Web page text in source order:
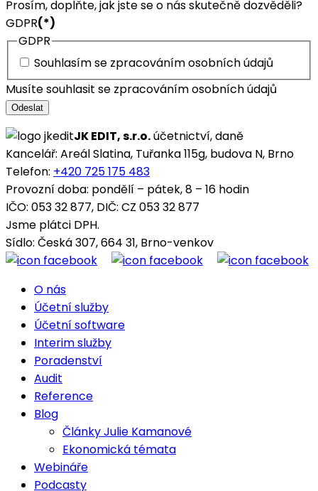
Prosím, doplňte, jak jste se o nás skutečně dozvěděli?
GDPR(*)
GDPR
Souhlasím se zpracováním osobních údajů
Musíte souhlasit se zpracováním osobních údajů
Odeslat
JK EDIT, s.r.o.účetnictví, daně
Kancelář: Areál Slatina, Tuřanka 115g, budova N, Brno
Telefon: +420 725 175 483
Provozní doba: pondělí – pátek, 8 – 16 hodin
IČO: 053 32 877, DIČ: CZ 053 32 877
Jsme plátci DPH.
Sídlo: Česká 307, 664 31, Brno-venkov
O nás
Účetní služby
Účetní software
Interim služby
Poradenství
Audit
Reference
Blog
Články Julie Kamanové
Ekonomická témata
Webináře
Podcasty